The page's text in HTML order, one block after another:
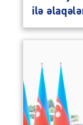
ilə